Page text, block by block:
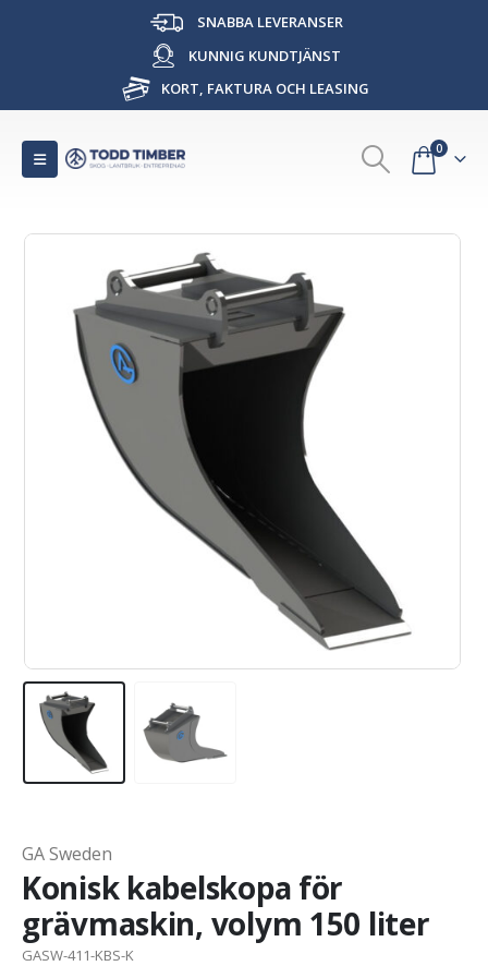
SNABBA LEVERANSER
KUNNIG KUNDTJÄNST
KORT, FAKTURA OCH LEASING
0
GA Sweden
Konisk kabelskopa för
grävmaskin, volym 150 liter
GASW-411-KBS-K